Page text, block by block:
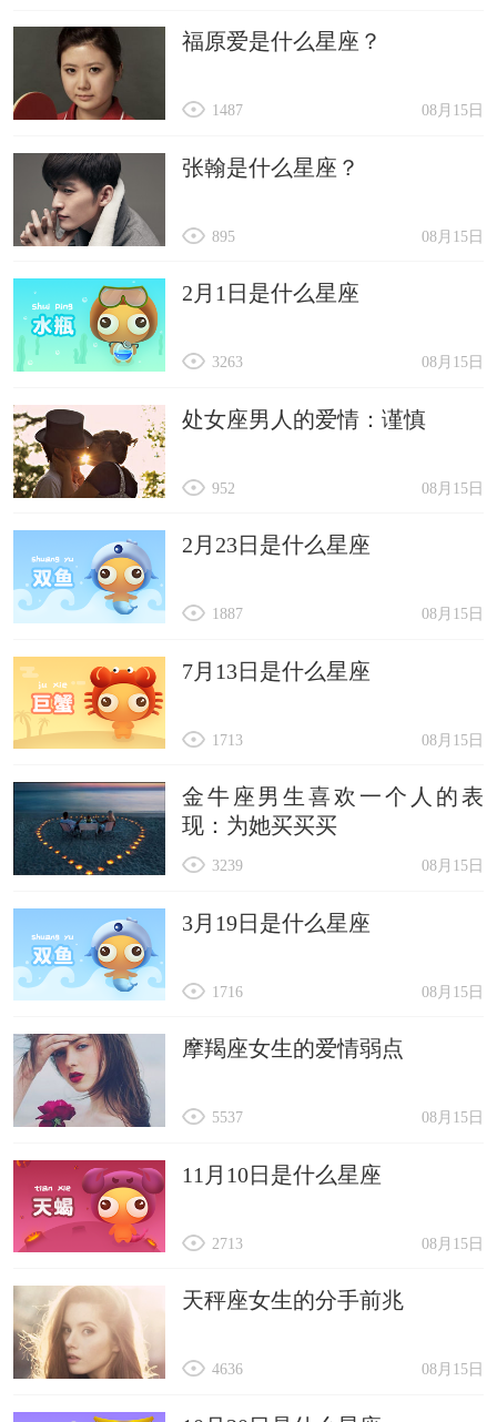
福原爱是什么星座？
08月15日
1487
张翰是什么星座？
08月15日
895
2月1日是什么星座
08月15日
3263
处女座男人的爱情：谨慎
08月15日
952
2月23日是什么星座
08月15日
1887
7月13日是什么星座
08月15日
1713
金牛座男生喜欢一个人的表
现：为她买买买
08月15日
3239
3月19日是什么星座
08月15日
1716
摩羯座女生的爱情弱点
08月15日
5537
11月10日是什么星座
08月15日
2713
天秤座女生的分手前兆
08月15日
4636